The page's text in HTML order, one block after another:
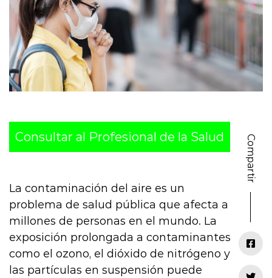
Consultar al Profesional de la Salud
La contaminación del aire es un
problema de salud pública que afecta a
millones de personas en el mundo. La
exposición prolongada a contaminantes
como el ozono, el dióxido de nitrógeno y
las partículas en suspensión puede
Compartir